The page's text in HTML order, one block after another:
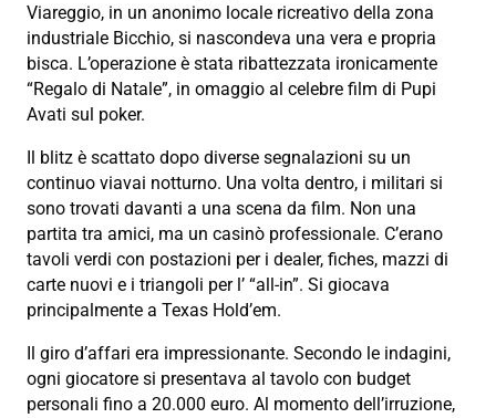
Viareggio, in un anonimo locale ricreativo della zona
industriale Bicchio, si nascondeva una vera e propria
bisca. L’operazione è stata ribattezzata ironicamente
“Regalo di Natale”, in omaggio al celebre film di Pupi
Avati sul poker.
Il blitz è scattato dopo diverse segnalazioni su un
continuo viavai notturno. Una volta dentro, i militari si
sono trovati davanti a una scena da film. Non una
partita tra amici, ma un casinò professionale. C’erano
tavoli verdi con postazioni per i dealer, fiches, mazzi di
carte nuovi e i triangoli per l’ “all-in”. Si giocava
principalmente a Texas Hold’em.
Il giro d’affari era impressionante. Secondo le indagini,
ogni giocatore si presentava al tavolo con budget
personali fino a 20.000 euro. Al momento dell’irruzione,